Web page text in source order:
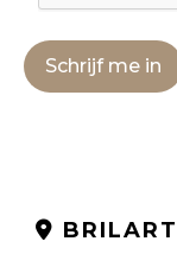
Schrijf me in